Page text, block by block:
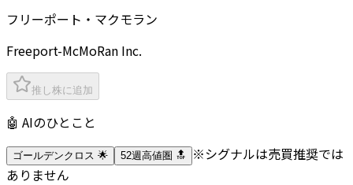
フリーポート・マクモラン
Freeport-McMoRan Inc.
推し株に追加
🤖 AIのひとこと
ゴールデンクロス 🌟 52週高値圏 🔝
※シグナルは売買推奨では
ありません